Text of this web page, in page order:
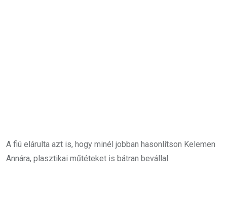
A fiú elárulta azt is, hogy minél jobban hasonlítson Kelemen
Annára, plasztikai műtéteket is bátran bevállal.